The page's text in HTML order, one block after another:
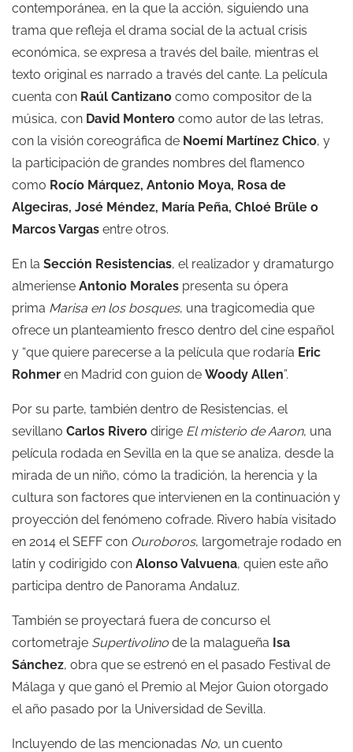
contemporánea, en la que la acción, siguiendo una
trama que refleja el drama social de la actual crisis
económica, se expresa a través del baile, mientras el
texto original es narrado a través del cante. La película
cuenta con Raúl Cantizano como compositor de la
música, con David Montero como autor de las letras,
con la visión coreográfica de Noemí Martínez Chico, y
la participación de grandes nombres del flamenco
como Rocío Márquez, Antonio Moya, Rosa de
Algeciras, José Méndez, María Peña, Chloé Brüle o
Marcos Vargas entre otros.
En la Sección Resistencias, el realizador y dramaturgo
almeriense Antonio Morales presenta su ópera
prima Marisa en los bosques, una tragicomedia que
ofrece un planteamiento fresco dentro del cine español
y “que quiere parecerse a la película que rodaría Eric
Rohmer en Madrid con guion de Woody Allen”.
Por su parte, también dentro de Resistencias, el
sevillano Carlos Rivero dirige El misterio de Aaron, una
película rodada en Sevilla en la que se analiza, desde la
mirada de un niño, cómo la tradición, la herencia y la
cultura son factores que intervienen en la continuación y
proyección del fenómeno cofrade. Rivero había visitado
en 2014 el SEFF con Ouroboros, largometraje rodado en
latín y codirigido con Alonso Valvuena, quien este año
participa dentro de Panorama Andaluz.
También se proyectará fuera de concurso el
cortometraje Supertivolino de la malagueña Isa
Sánchez, obra que se estrenó en el pasado Festival de
Málaga y que ganó el Premio al Mejor Guion otorgado
el año pasado por la Universidad de Sevilla.
Incluyendo de las mencionadas No, un cuento